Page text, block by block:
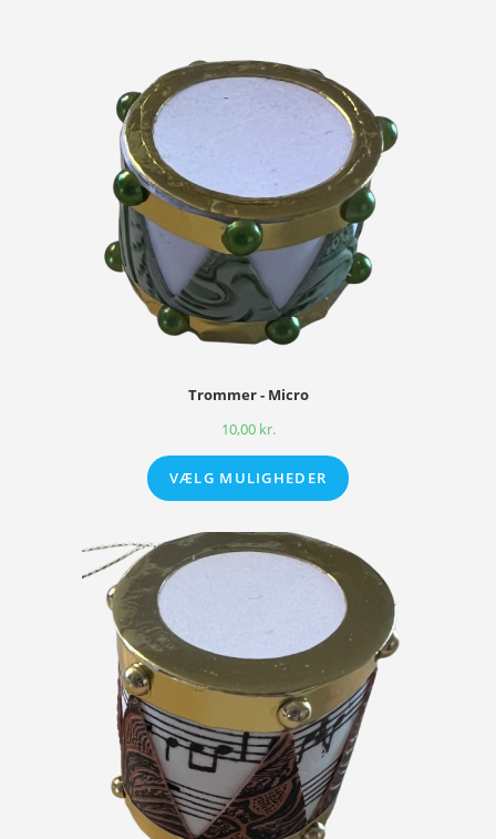
Trommer - Micro
10,00 kr.
VÆLG MULIGHEDER